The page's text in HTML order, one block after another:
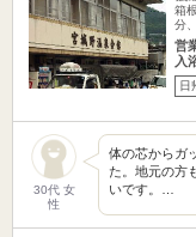
箱
分
営
入
日
30代 女
性
体の芯からガ
た。地元の方
いです。…